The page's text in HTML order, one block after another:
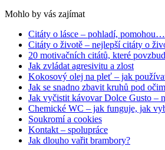
Mohlo by vás zajímat
Citáty o lásce – pohladí, pomohou…
Citáty o životě – nejlepší citáty o
20 motivačních citátů, které
Jak zvládat agresivitu a zlost
Kokosový olej na pleť – jak
Jak se snadno zbavit kruhů pod
Jak vyčistit kávovar Dolce Gusto –
Chemické WC – jak funguje, jak
Soukromí a cookies
Kontakt – spolupráce
Jak dlouho vařit brambory?